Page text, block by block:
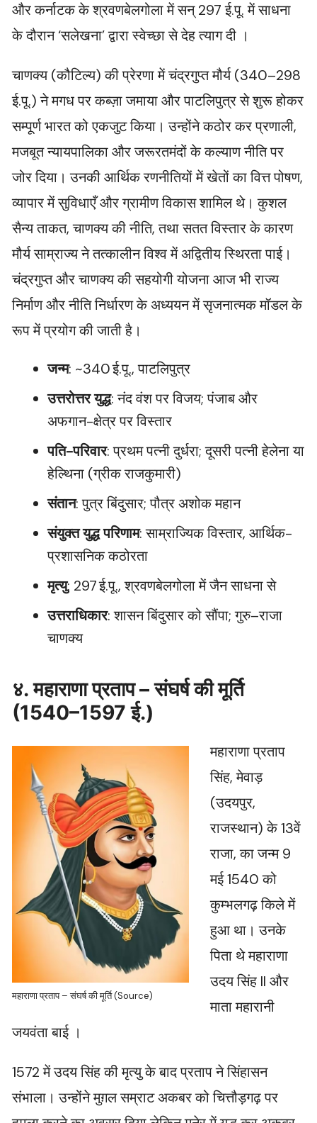
और कर्नाटक के श्रवणबेलगोला में सन् 297 ई.पू. में साधना
के दौरान ‘सलेखना’ द्वारा स्वेच्छा से देह त्याग दी ।
चाणक्य (कौटिल्य) की प्रेरणा में चंद्रगुप्त मौर्य (340–298
ई.पू.) ने मगध पर कब्ज़ा जमाया और पाटलिपुत्र से शुरू होकर
सम्पूर्ण भारत को एकजुट किया। उन्होंने कठोर कर प्रणाली,
मजबूत न्यायपालिका और जरूरतमंदों के कल्याण नीति पर
जोर दिया। उनकी आर्थिक रणनीतियों में खेतों का वित्त पोषण,
व्यापार में सुविधाएँ और ग्रामीण विकास शामिल थे। कुशल
सैन्य ताकत, चाणक्य की नीति, तथा सतत विस्तार के कारण
मौर्य साम्राज्य ने तत्कालीन विश्व में अद्वितीय स्थिरता पाई।
चंद्रगुप्त और चाणक्य की सहयोगी योजना आज भी राज्य
निर्माण और नीति निर्धारण के अध्ययन में सृजनात्मक मॉडल के
रूप में प्रयोग की जाती है।
जन्म: ~340 ई.पू., पाटलिपुत्र
उत्तरोत्तर युद्ध: नंद वंश पर विजय; पंजाब और
अफगान-क्षेत्र पर विस्तार
पति-परिवार: प्रथम पत्नी दुर्धरा; दूसरी पत्नी हेलेना या
हेल्थिना (ग्रीक राजकुमारी)
संतान: पुत्र बिंदुसार; पौत्र अशोक महान
संयुक्त युद्ध परिणाम: साम्राज्यिक विस्तार, आर्थिक-
प्रशासनिक कठोरता
मृत्यु: 297 ई.पू., श्रवणबेलगोला में जैन साधना से
उत्तराधिकार: शासन बिंदुसार को सौंपा; गुरु–राजा
चाणक्य
४. महाराणा प्रताप – संघर्ष की मूर्ति
(1540–1597 ई.)
महाराणा प्रताप – संघर्ष की मूर्ति (Source)
महाराणा प्रताप
सिंह, मेवाड़
(उदयपुर,
राजस्थान) के 13वें
राजा, का जन्म 9
मई 1540 को
कुम्भलगढ़ किले में
हुआ था। उनके
पिता थे महाराणा
उदय सिंह II और
माता महारानी
जयवंता बाई ।
1572 में उदय सिंह की मृत्यु के बाद प्रताप ने सिंहासन
संभाला। उन्होंने मुग़ल सम्राट अकबर को चित्तौड़गढ़ पर